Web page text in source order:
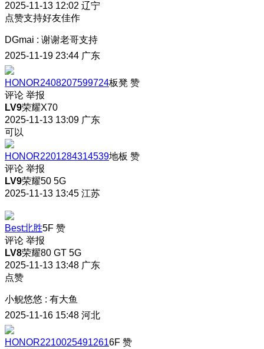
2025-11-13 12:02 辽宁
点赞支持好友佳作
DGmai : 谢谢老哥支持
2025-11-19 23:44 广东
HONOR2408207599724板凳 赞
评论 举报
LV9荣耀X70
2025-11-13 13:09 广东
可以
HONOR2201284314539地板 赞
评论 举报
LV9荣耀50 5G
2025-11-13 13:45 江苏
Best北胜5F 赞
评论 举报
LV8荣耀80 GT 5G
2025-11-13 13:48 广东
点赞
小鲵悠悠 : 有大鱼
2025-11-16 15:48 河北
HONOR22100254912616F 赞